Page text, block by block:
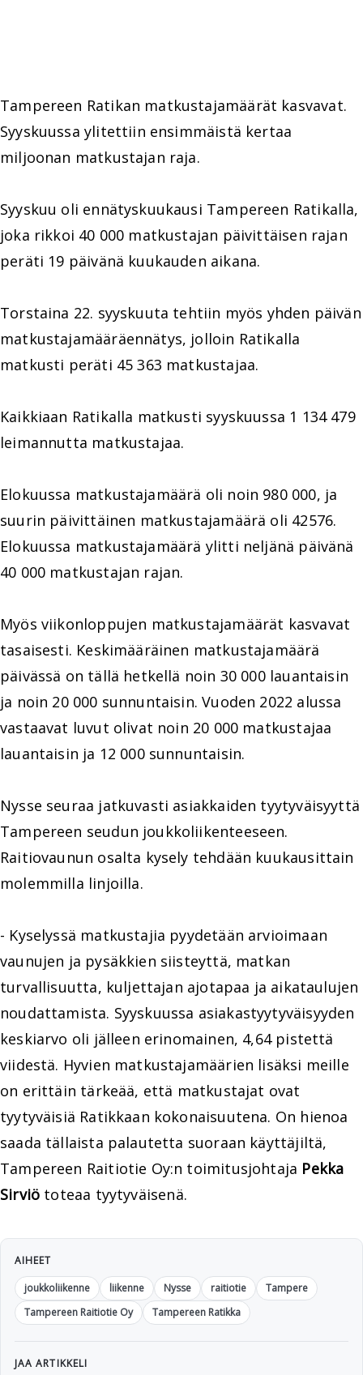
Tampereen Ratikan matkustajamäärät kasvavat.
Syyskuussa ylitettiin ensimmäistä kertaa
miljoonan matkustajan raja.
Syyskuu oli ennätyskuukausi Tampereen Ratikalla,
joka rikkoi 40 000 matkustajan päivittäisen rajan
peräti 19 päivänä kuukauden aikana.
Torstaina 22. syyskuuta tehtiin myös yhden päivän
matkustajamääräennätys, jolloin Ratikalla
matkusti peräti 45 363 matkustajaa.
Kaikkiaan Ratikalla matkusti syyskuussa 1 134 479
leimannutta matkustajaa.
Elokuussa matkustajamäärä oli noin 980 000, ja
suurin päivittäinen matkustajamäärä oli 42576.
Elokuussa matkustajamäärä ylitti neljänä päivänä
40 000 matkustajan rajan.
Myös viikonloppujen matkustajamäärät kasvavat
tasaisesti. Keskimääräinen matkustajamäärä
päivässä on tällä hetkellä noin 30 000 lauantaisin
ja noin 20 000 sunnuntaisin. Vuoden 2022 alussa
vastaavat luvut olivat noin 20 000 matkustajaa
lauantaisin ja 12 000 sunnuntaisin.
Nysse seuraa jatkuvasti asiakkaiden tyytyväisyyttä
Tampereen seudun joukkoliikenteeseen.
Raitiovaunun osalta kysely tehdään kuukausittain
molemmilla linjoilla.
- Kyselyssä matkustajia pyydetään arvioimaan
vaunujen ja pysäkkien siisteyttä, matkan
turvallisuutta, kuljettajan ajotapaa ja aikataulujen
noudattamista. Syyskuussa asiakastyytyväisyyden
keskiarvo oli jälleen erinomainen, 4,64 pistettä
viidestä. Hyvien matkustajamäärien lisäksi meille
on erittäin tärkeää, että matkustajat ovat
tyytyväisiä Ratikkaan kokonaisuutena. On hienoa
saada tällaista palautetta suoraan käyttäjiltä,
Tampereen Raitiotie Oy:n toimitusjohtaja Pekka
Sirviö toteaa tyytyväisenä.
AIHEET
joukkoliikenne
liikenne Nysse raitiotie
Tampere
Tampereen Raitiotie Oy
Tampereen Ratikka
JAA ARTIKKELI